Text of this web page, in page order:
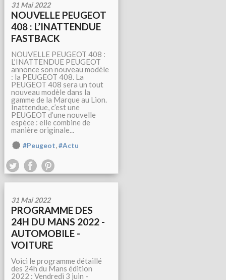
31 Mai 2022
NOUVELLE PEUGEOT
408 : L’INATTENDUE
FASTBACK
NOUVELLE PEUGEOT 408 :
L’INATTENDUE PEUGEOT
annonce son nouveau modèle
: la PEUGEOT 408. La
PEUGEOT 408 sera un tout
nouveau modèle dans la
gamme de la Marque au Lion.
Inattendue, c’est une
PEUGEOT d’une nouvelle
espèce : elle combine de
manière originale...
#Peugeot,#Actu
31 Mai 2022
PROGRAMME DES
24H DU MANS 2022 -
AUTOMOBILE -
VOITURE
Voici le programme détaillé
des 24h du Mans édition
2022 : Vendredi 3 juin -